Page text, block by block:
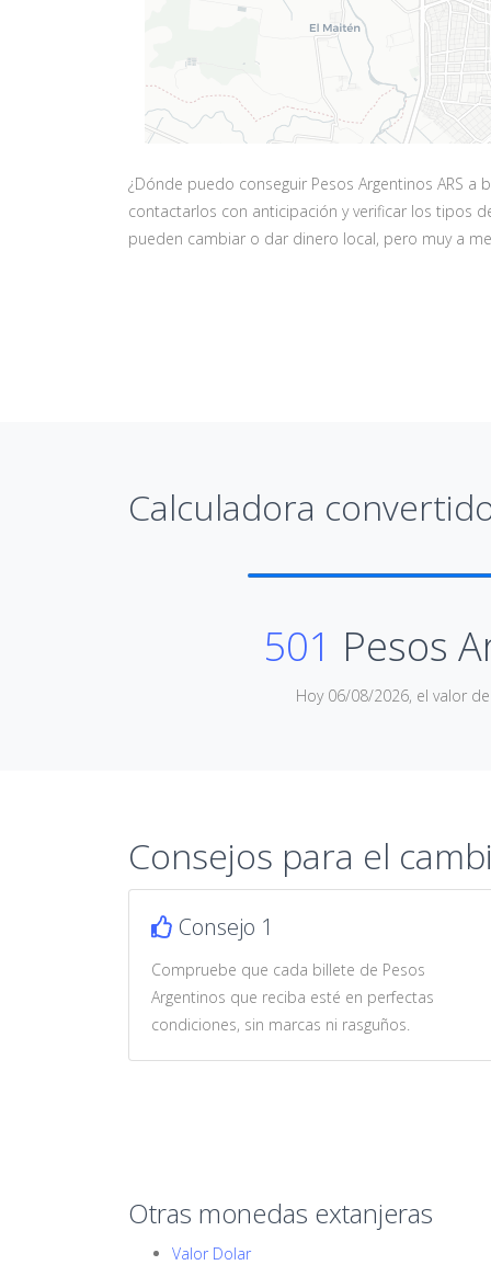
¿Dónde puedo conseguir Pesos Argentinos ARS
contactarlos con anticipación y verificar los tipos
pueden cambiar o dar dinero local, pero muy a
Calculadora
501 Pesos
Hoy 06/08/2026, el valor
Consejos para el
Consejo 1
Compruebe que cada billete de Pesos
Argentinos que reciba esté en perfectas
condiciones, sin marcas ni rasguños.
Otras monedas extanjeras
Valor Dolar